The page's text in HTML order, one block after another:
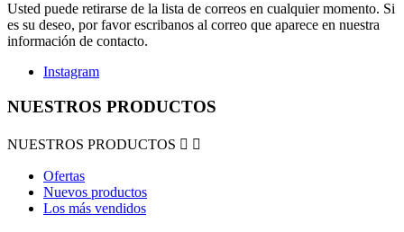
Usted puede retirarse de la lista de correos en cualquier momento. Si
es su deseo, por favor escribanos al correo que aparece en nuestra
información de contacto.
Instagram
NUESTROS PRODUCTOS
NUESTROS PRODUCTOS  
Ofertas
Nuevos productos
Los más vendidos